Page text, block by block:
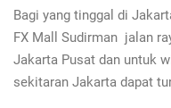
Bagi yang tinggal di
FX Mall Sudirman jalan
Jakarta Pusat dan untuk
sekitaran Jakarta dapat